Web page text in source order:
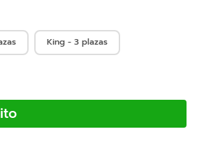
King - 3 plazas